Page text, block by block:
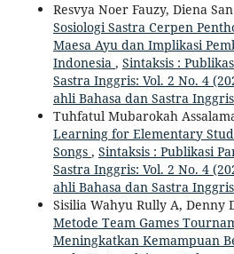
Resvya Noer Fauzy, Diena
Sosiologi Sastra Cerpen
Maesa Ayu dan Implikasi
Indonesia , Sintaksis :
Sastra Inggris: Vol. 2 No. 4
ahli Bahasa dan Sastra Inggris
Tuhfatul Mubarokah
Learning for Elementary
Songs , Sintaksis : Publikasi
Sastra Inggris: Vol. 2 No. 4
ahli Bahasa dan Sastra Inggris
Sisilia Wahyu Rully A, Denny
Metode Team Games
Meningkatkan Kemampuan